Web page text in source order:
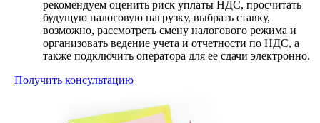
рекомендуем оценить риск уплаты НДС, просчитать
будущую налоговую нагрузку, выбрать ставку,
возможно, рассмотреть смену налогового режима и
организовать ведение учета и отчетности по НДС, а
также подключить оператора для ее сдачи электронно.
Получить консультацию